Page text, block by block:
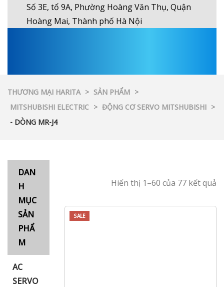
Số 3E, tổ 9A, Phường Hoàng Văn Thụ, Quận
Hoàng Mai, Thành phố Hà Nội
THƯƠNG MẠI HARITA > SẢN PHẨM >
MITSHUBISHI ELECTRIC > ĐỘNG CƠ SERVO MITSHUBISHI >
- DÒNG MR-J4
DAN
H
MỤC
SẢN
PHẨ
M
AC
SERVO
Hiển thị 1–60 của 77 kết quả
SALE
XNK